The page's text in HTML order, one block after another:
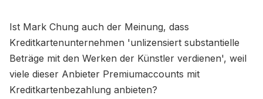
Ist Mark Chung auch der Meinung, dass
Kreditkartenunternehmen 'unlizensiert substantielle
Beträge mit den Werken der Künstler verdienen', weil
viele dieser Anbieter Premiumaccounts mit
Kreditkartenbezahlung anbieten?